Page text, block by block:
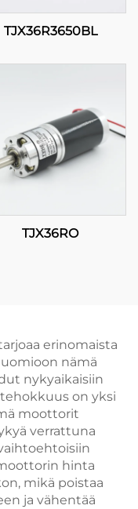
TJX36R3650BL
TJX36RO
erinomaista
nämä
nykyaikaisiin
on yksi
moottorit
verrattuna
hinta
mikä poistaa
ja vähentää